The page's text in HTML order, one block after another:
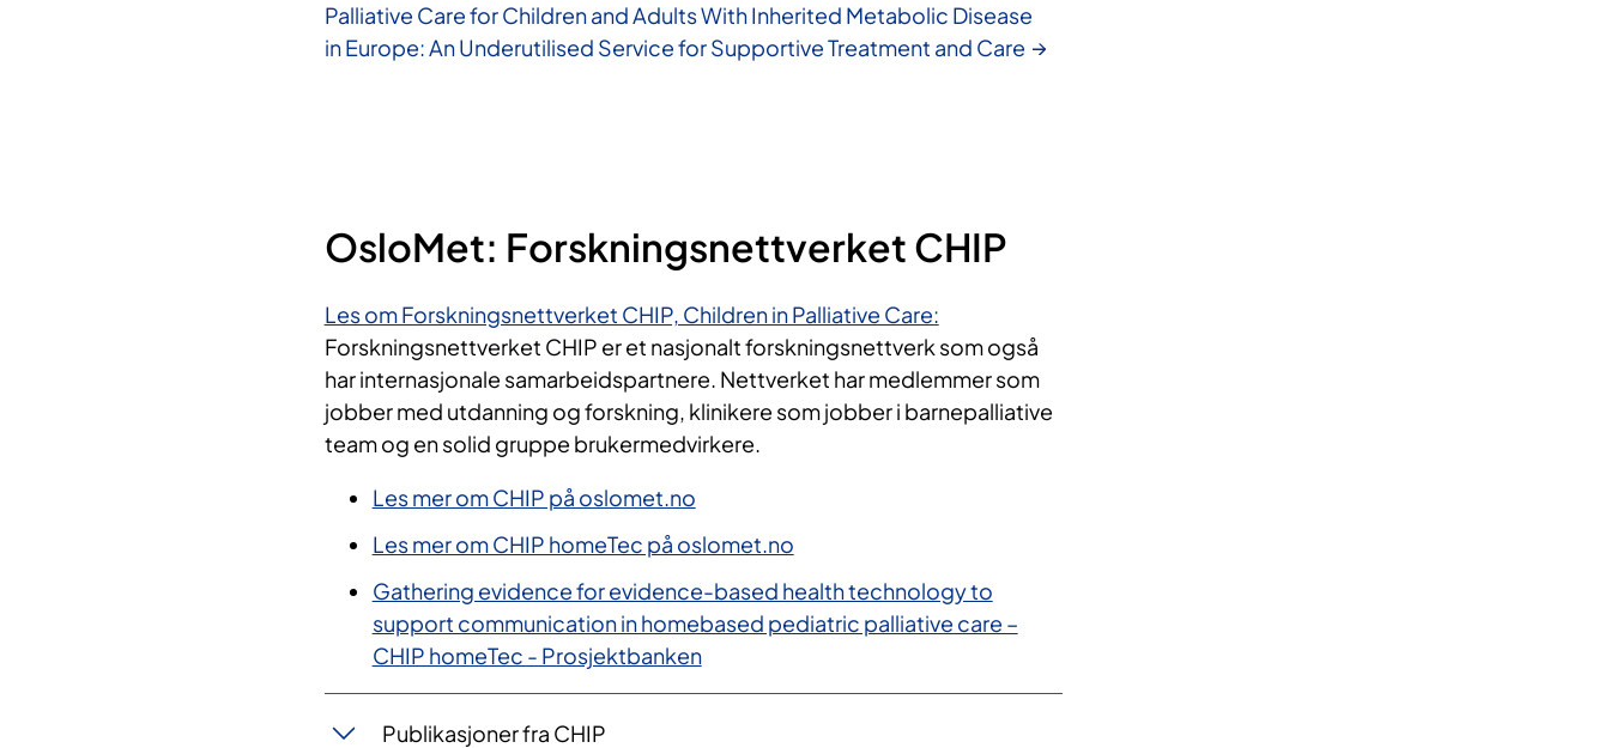
Palliative Care for Children and Adults With Inherited Metabolic Disease
in Europe: An Underutilised Service for Supportive Treatment and Care
OsloMet: Forskningsnettverket CHIP
Les om Forskningsnettverket CHIP, Children in Palliative Care:
Forskningsnettverket CHIP er et nasjonalt forskningsnettverk som også
har internasjonale samarbeidspartnere. Nettverket har medlemmer som
jobber med utdanning og forskning, klinikere som jobber i barnepalliative
team og en solid gruppe brukermedvirkere.
Les mer om CHIP på oslomet.no
Les mer om CHIP homeTec på oslomet.no
Gathering evidence for evidence-based health technology to
support communication in homebased pediatric palliative care –
CHIP homeTec - Prosjektbanken
Publikasjoner fra CHIP